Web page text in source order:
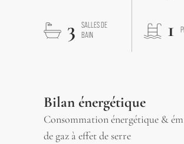
3
SALLES DE
BAIN
1
Bilan énergétique
Consommation énergétique &
de gaz à effet de serre